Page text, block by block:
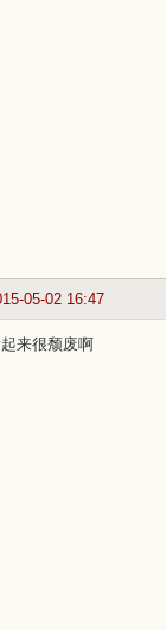
05-02 16:47
来很颓废啊